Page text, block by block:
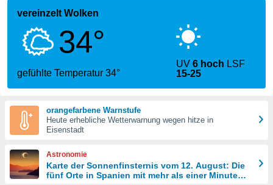
wurde
dass
sind.
diese
vereinzelt Wolken
34°
gefühlte Temperatur 34°
UV6 hoch LSF
15-25
orangefarbene Warnstufe
Heute erhebliche Wetterwarnung wegen hitze in
Eisenstadt
Astronomie
Karte der Sonnenfinsternis vom 12. August: Die
fünf Orte in Spanien mit mehr als einer Minute